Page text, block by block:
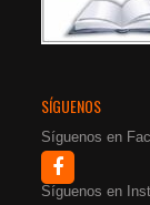
SÍGUENOS
Síguenos en
Síguenos en